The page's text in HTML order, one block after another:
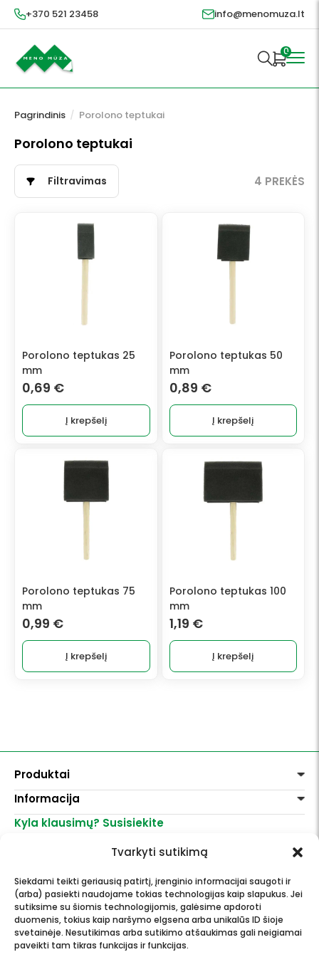
Tvarkyti sutikimą
Siekdami teikti geriausią patirtį, įrenginio informacijai saugoti ir
(arba) pasiekti naudojame tokias technologijas kaip slapukus. Jei
sutiksime su šiomis technologijomis, galėsime apdoroti
duomenis, tokius kaip naršymo elgsena arba unikalūs ID šioje
svetainėje. Nesutikimas arba sutikimo atšaukimas gali neigiamai
paveikti tam tikras funkcijas ir funkcijas.
+370 521 23458 info@menomuza.lt
0
Pagrindinis / Porolono teptukai
Porolono teptukai
Filtravimas 4 PREKĖS
Porolono teptukas 25
mm
0,69 €
Į krepšelį
Porolono teptukas 50
mm
0,89 €
Į krepšelį
Porolono teptukas 75
mm
0,99 €
Į krepšelį
Porolono teptukas 100
mm
1,19 €
Į krepšelį
Produktai
Dažai
Dekoravimui
Lakai, skiedikliai
Akvarelinis popierius
Molbertai
Keramikams ir skulptoriams
FIMO modelinas
Drobės, porėmiai
Mokyklinės ir biuro prekės
Informacija
Pirkimo taisyklės
Parduotuvės
Kyla klausimų? Susisiekite
info@menomuza.lt
Dailės, dailininkų reikmenys -
didmeninė ir mažmeninė prekyba.
Esame Stipriausi Lietuvoje 2023